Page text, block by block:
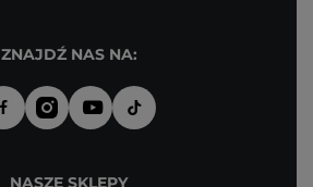
ZNAJDŹ NAS NA:
NASZE SKLEPY